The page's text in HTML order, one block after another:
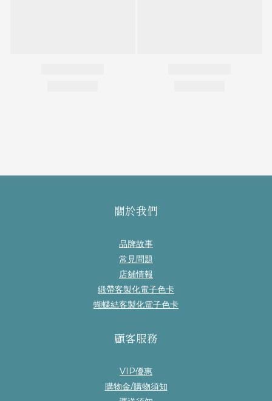
關於我們
品牌故事
常見問題
店舖情報
緞帶客製化電子色卡
蝴蝶結客製化電子色卡
顧客服務
VIP優惠
購物金/購物須知